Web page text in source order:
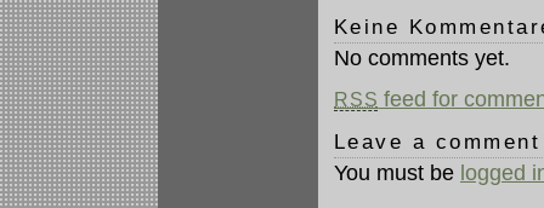
Keine
No comments yet.
RSS feed for
Leave a comment
You must be logged